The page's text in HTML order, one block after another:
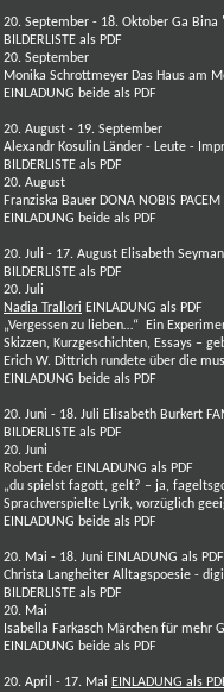
20. September - 18. Oktober Ga Bina
BILDERLISTE als PDF
20. September
Monika Schrottmeyer Das Haus am
EINLADUNG beide als PDF
20. August - 19. September
Alexandr Kosulin Länder - Leute -
BILDERLISTE als PDF
20. August
Franziska Bauer DONA NOBIS PACEM
EINLADUNG beide als PDF
20. Juli - 17. August Elisabeth
BILDERLISTE als PDF
20. Juli
Nadia Trallori EINLADUNG als PDF
„Vergessen zu lieben…“ Ein
Skizzen, Kurzgeschichten, Essays –
Erich W. Dittrich rundete über die
EINLADUNG beide als PDF
20. Juni - 18. Juli Elisabeth Burkert
BILDERLISTE als PDF
20. Juni
Robert Eder EINLADUNG als PDF
„du spielst fagott, gelt? – ja,
Sprachverspielte Lyrik, vorzüglich
EINLADUNG beide als PDF
20. Mai - 18. Juni EINLADUNG als PDF
Christa Langheiter Alltagspoesie -
BILDERLISTE als PDF
20. Mai
Isabella Farkasch Märchen für mehr
EINLADUNG beide als PDF
20. April - 17. Mai EINLADUNG als